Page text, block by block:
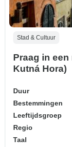
Stad & Cultuur
Praag in
Kutná Hora)
Duur
Bestemmingen
Leeftijdsgroep
Regio
Taal